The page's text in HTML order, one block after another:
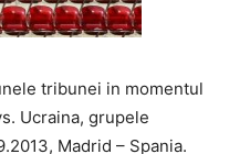
tribunei in momentul
Ucraina, grupele
Madrid – Spania.